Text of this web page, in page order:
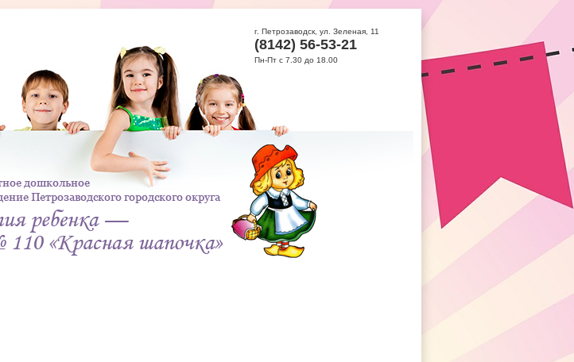
г. Петрозаводск, ул. Зеленая, 11
(8142) 56-53-21
Пн-Пт с 7.30 до 18.00